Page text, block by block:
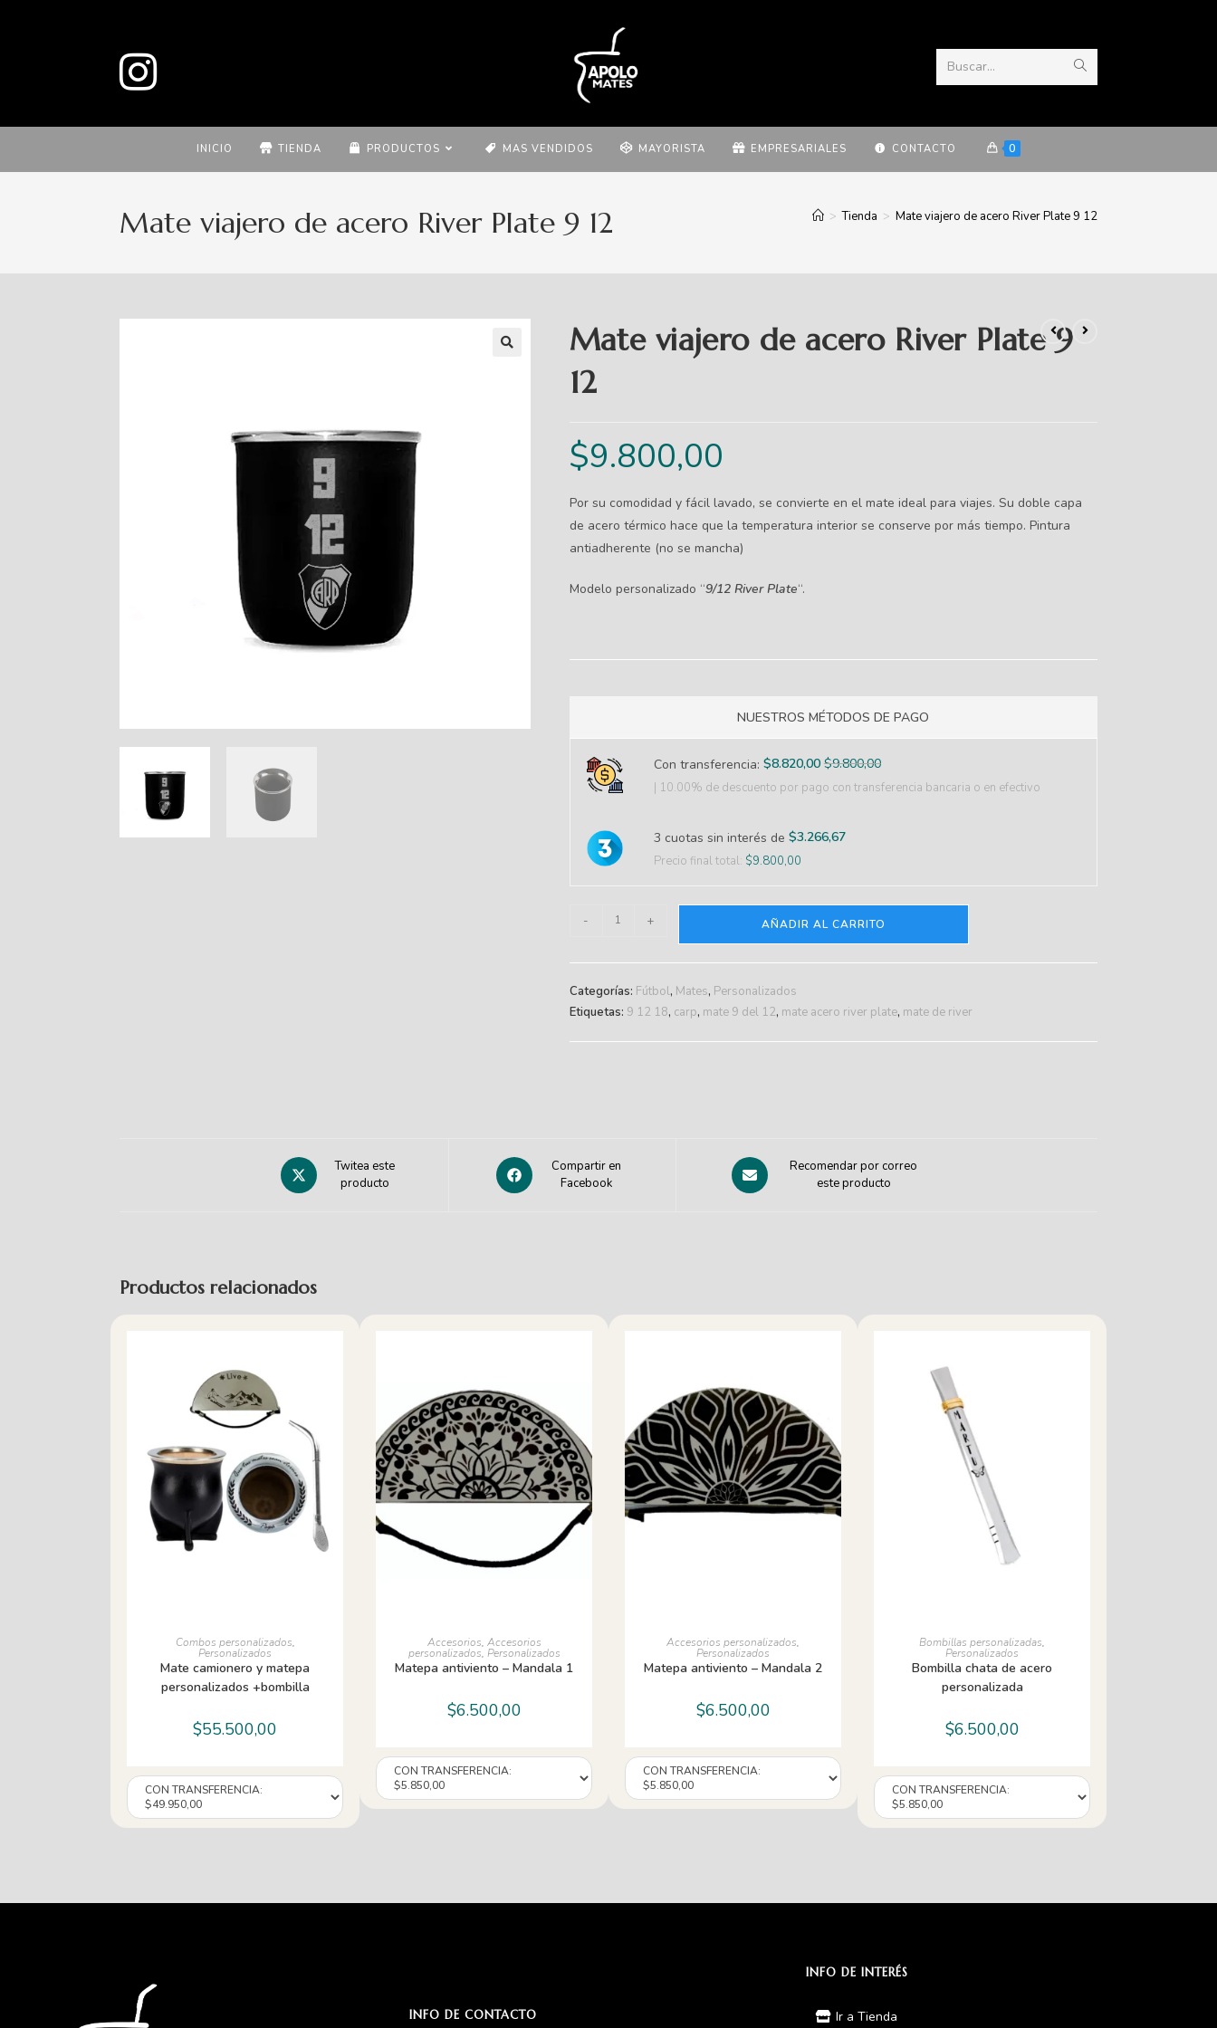
Buscar...
INICIO TIENDA PRODUCTOS MAS VENDIDOS MAYORISTA EMPRESARIALES CONTACTO 0
Mate viajero de acero River Plate 9 12 > Tienda > Mate viajero de acero River Plate 9 12
Mate viajero de acero River Plate 9
12
$9.800,00
Por su comodidad y fácil lavado, se convierte en el mate ideal para viajes. Su doble capa
de acero térmico hace que la temperatura interior se conserve por más tiempo. Pintura
antiadherente (no se mancha)
Modelo personalizado “9/12 River Plate“.
NUESTROS MÉTODOS DE PAGO
Con transferencia: $8.820,00 $9.800,00
| 10.00% de descuento por pago con transferencia bancaria o en efectivo
3 cuotas sin interés de $3.266,67
Precio final total: $9.800,00
- + AÑADIR AL CARRITO
Categorías: Fútbol, Mates, Personalizados
Etiquetas: 9 12 18, carp, mate 9 del 12, mate acero river plate, mate de river
Twitea este
producto
Compartir en
Facebook
Recomendar por correo
este producto
Productos relacionados
AÑADIR AL CARRITO
Combos personalizados,
Personalizados
Mate camionero y matepa
personalizados +bombilla
$55.500,00
AÑADIR AL CARRITO
Accesorios, Accesorios
personalizados, Personalizados
Matepa antiviento – Mandala 1
$6.500,00
AÑADIR AL CARRITO
Accesorios personalizados,
Personalizados
Matepa antiviento – Mandala 2
$6.500,00
AÑADIR AL CARRITO
Bombillas personalizadas,
Personalizados
Bombilla chata de acero
personalizada
$6.500,00
INFO DE CONTACTO
INFO DE INTERÉS
Ir a Tienda